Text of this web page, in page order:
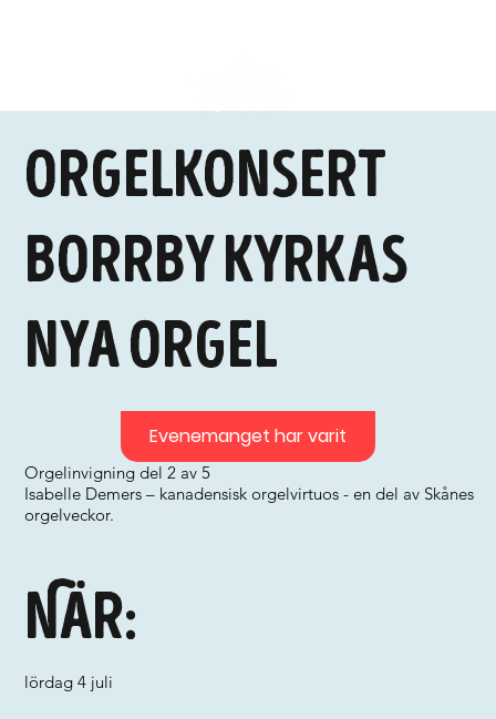
Orgelkonsert
Borrby kyrkas
nya orgel
Orgelinvigning del 2 av 5
Isabelle Demers – kanadensisk orgelvirtuos - en del av Skånes
orgelveckor.
När:
lördag 4 juli
Evenemanget har varit